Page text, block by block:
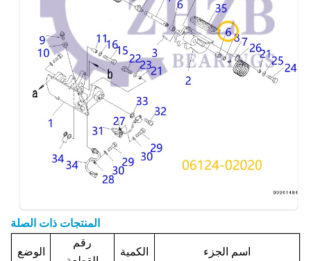
المنتجات ذات الصلة
الوضع
رقم
الكمية اسم الجزء